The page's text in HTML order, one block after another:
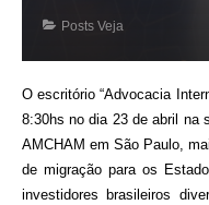
Posts Veja
O escritório“Advocacia
8:30hs no dia 23 de abril na
AMCHAM em São Paulo,
de migração para os
investidores brasileiros